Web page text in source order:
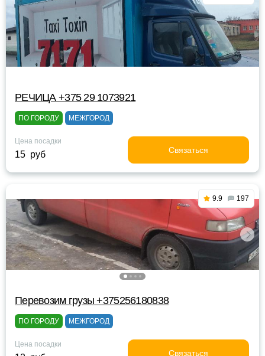
РЕЧИЦА +375 29 1073921
ПО ГОРОДУ МЕЖГОРОД
Цена посадки
15 руб Связаться
9.9 197
Перевозим грузы +375256180838
ПО ГОРОДУ МЕЖГОРОД
Цена посадки
Связаться